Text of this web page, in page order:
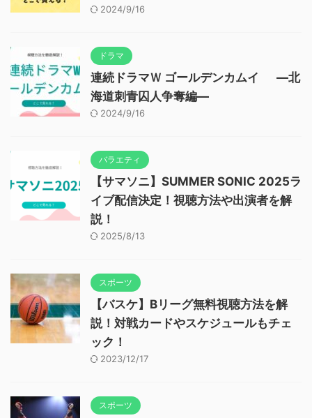
2024/9/16
ドラマ
連続ドラマＷ ゴールデンカムイ ―北
海道刺青囚人争奪編―
2024/9/16
バラエティ
【サマソニ】SUMMER SONIC 2025ラ
イブ配信決定！視聴方法や出演者を解
説！
2025/8/13
スポーツ
【バスケ】Bリーグ無料視聴方法を解
説！対戦カードやスケジュールもチェ
ック！
2023/12/17
スポーツ